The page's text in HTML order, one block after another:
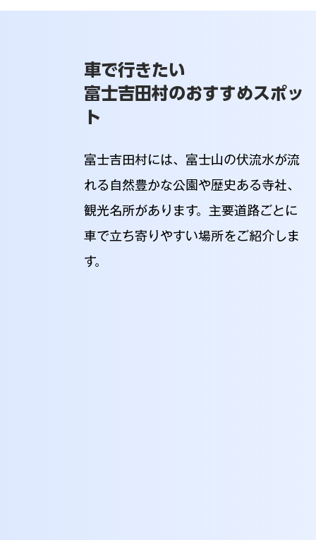
車で行きたい
富士吉田村のおすすめスポッ
ト
富士吉田村には、富士山の伏流水が流
れる自然豊かな公園や歴史ある寺社、
観光名所があります。主要道路ごとに
車で立ち寄りやすい場所をご紹介しま
す。